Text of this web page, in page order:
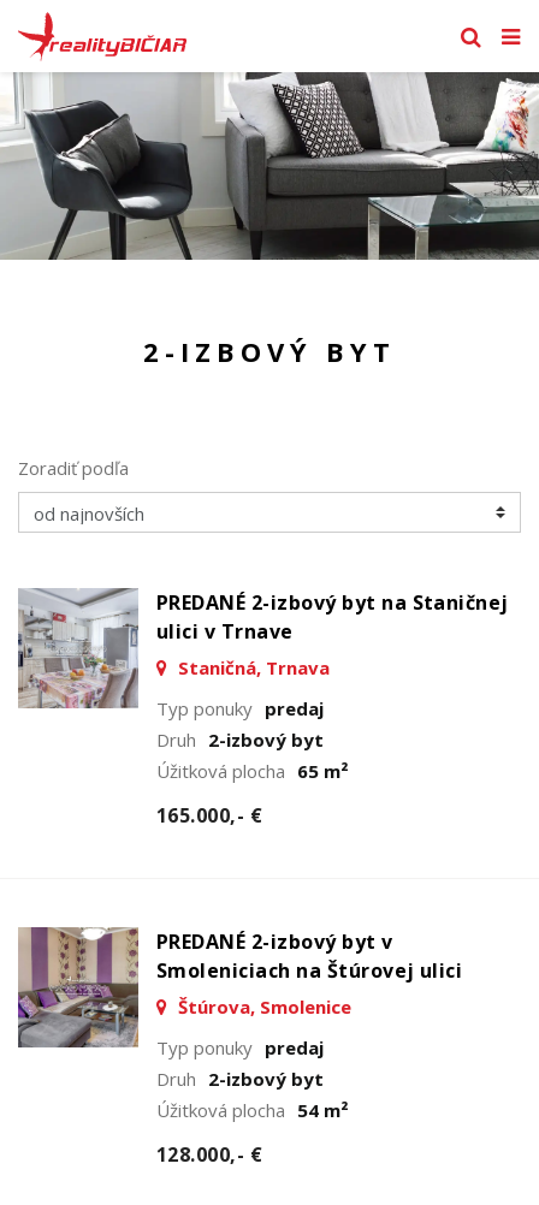
2-IZBOVÝ BYT
Zoradiť podľa
PREDANÉ 2-izbový byt na Staničnej
ulici v Trnave
Staničná, Trnava
Typ ponuky predaj
Druh 2-izbový byt
Úžitková plocha 65 m²
165.000,- €
PREDANÉ 2-izbový byt v
Smoleniciach na Štúrovej ulici
Štúrova, Smolenice
Typ ponuky predaj
Druh 2-izbový byt
Úžitková plocha 54 m²
128.000,- €